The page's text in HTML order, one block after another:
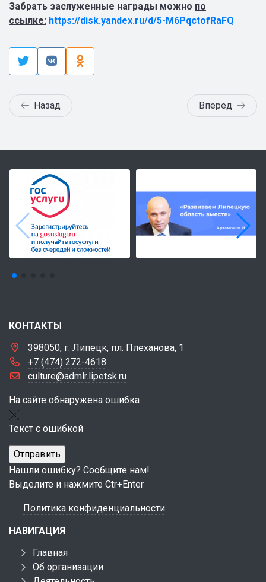
Забрать заслуженные награды можно по
ссылке: https://disk.yandex.ru/d/5-M6PqctofRaFQ
Назад Вперед
КОНТАКТЫ
398050, г. Липецк, пл. Плеханова, 1
+7 (474) 272-4618
culture@admlr.lipetsk.ru
На сайте обнаружена ошибка
Текст с ошибкой
Нашли ошибку? Сообщите нам!
Выделите и нажмите Ctr+Enter
Политика конфиденциальности
НАВИГАЦИЯ
Главная
Об организации